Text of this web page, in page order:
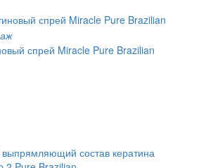
спрей Miracle Pure Brazilian